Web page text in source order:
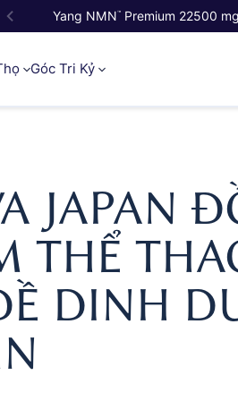
Yang NMN™ Premium 22500
Góc Tri Kỷ
JAPAN
THỂ
DINH